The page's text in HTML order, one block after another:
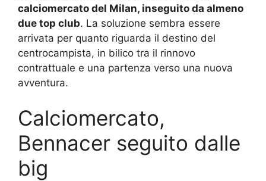
calciomercato del Milan, inseguito da almeno
due top club. La soluzione sembra essere
arrivata per quanto riguarda il destino del
centrocampista, in bilico tra il rinnovo
contrattuale e una partenza verso una nuova
avventura.
Calciomercato,
Bennacer seguito dalle
big